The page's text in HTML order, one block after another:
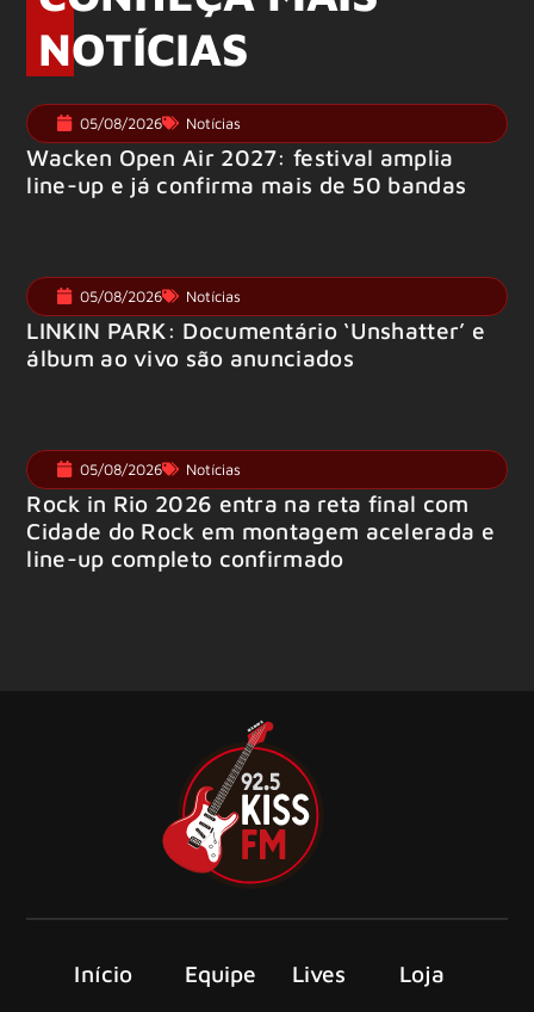
NOTÍCIAS
05/08/2026 Notícias
Wacken Open Air 2027: festival amplia
line-up e já confirma mais de 50 bandas
05/08/2026 Notícias
LINKIN PARK: Documentário ‘Unshatter’ e
álbum ao vivo são anunciados
05/08/2026 Notícias
Rock in Rio 2026 entra na reta final com
Cidade do Rock em montagem acelerada e
line-up completo confirmado
Início Equipe Lives Loja